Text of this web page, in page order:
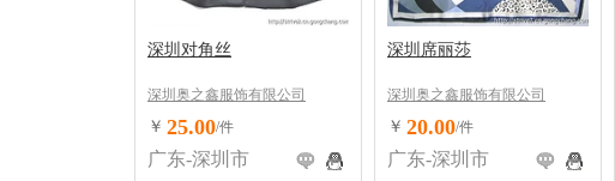
深圳对角丝
深圳奥之鑫服饰有限公司
￥ 25.00/件
广东-深圳市
深圳席丽莎
深圳奥之鑫服饰有限公司
￥ 20.00/件
广东-深圳市